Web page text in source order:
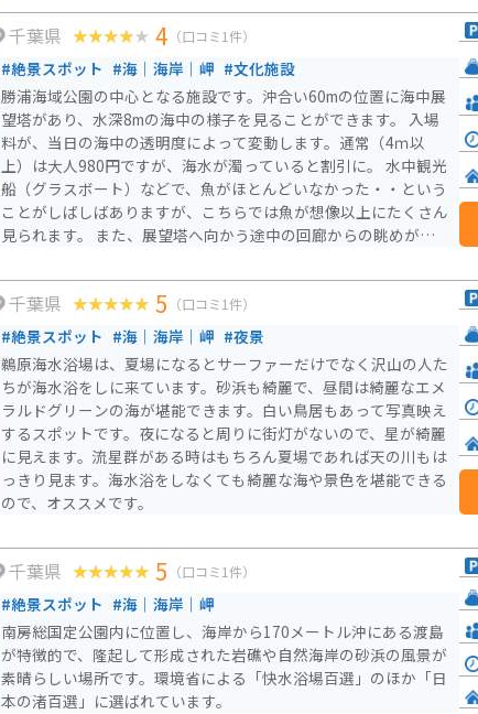
千葉県 4 （口コミ1件）
#絶景スポット #海｜海岸｜岬 #文化施設
勝浦海域公園の中心となる施設です。沖合い60mの位置に海中展
望塔があり、水深8mの海中の様子を見ることができます。 入場
料が、当日の海中の透明度によって変動します。通常（4ｍ以
上）は大人980円ですが、海水が濁っていると割引に。 水中観光
船（グラスボート）などで、魚がほとんどいなかった・・という
ことがしばしばありますが、こちらでは魚が想像以上にたくさん
見られます。 また、展望塔へ向かう途中の回廊からの眺めが、
千葉県 5 （口コミ1件）
#絶景スポット #海｜海岸｜岬 #夜景
鵜原海水浴場は、夏場になるとサーファーだけでなく沢山の人た
ちが海水浴をしに来ています。砂浜も綺麗で、昼間は綺麗なエメ
ラルドグリーンの海が堪能できます。白い鳥居もあって写真映え
するスポットです。夜になると周りに街灯がないので、星が綺麗
に見えます。流星群がある時はもちろん夏場であれば天の川もは
っきり見ます。海水浴をしなくても綺麗な海や景色を堪能できる
ので、オススメです。
千葉県 5 （口コミ1件）
#絶景スポット #海｜海岸｜岬
南房総国定公園内に位置し、海岸から170メートル沖にある渡島
が特徴的で、隆起して形成された岩礁や自然海岸の砂浜の風景が
素晴らしい場所です。環境省による「快水浴場百選」のほか「日
本の渚百選」に選ばれています。